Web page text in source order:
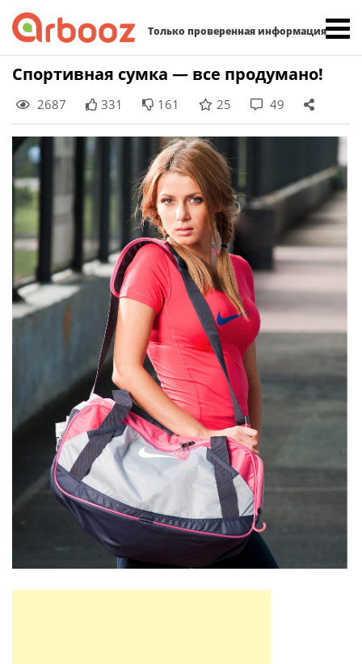
Только проверенная информация
Skip
content
Спортивная сумка — все продумано!
2687 331 161 25 49
Найти: